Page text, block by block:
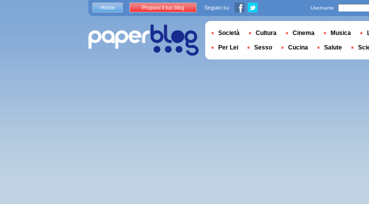
Home Proponi il tuo blog Seguici su Username
Società Cultura Cinema Musica
Per Lei Sesso Cucina Salute